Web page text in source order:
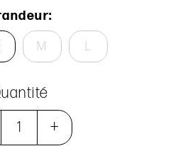
M L
+